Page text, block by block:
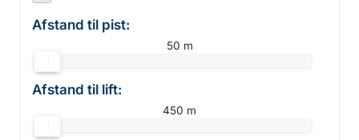
Afstand til pist:
50 m
Afstand til lift:
450 m